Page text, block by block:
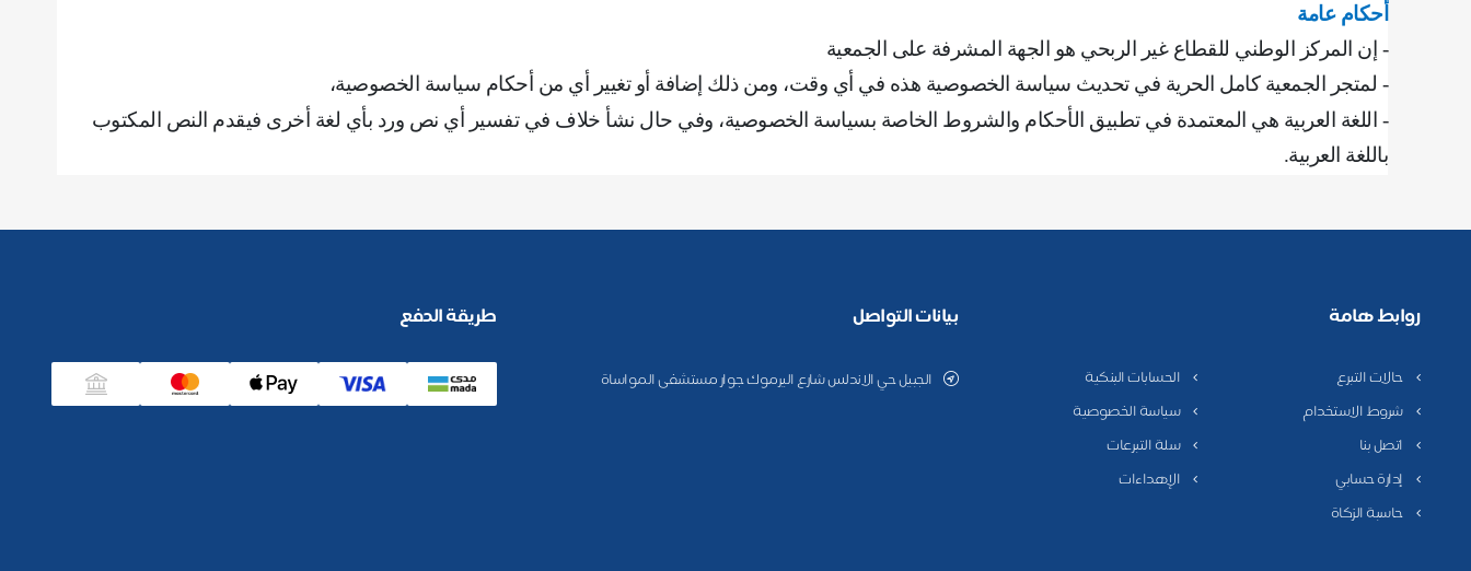
أحكام عامة
‌‌- إن المركز الوطني للقطاع غير الربحي هو الجهة المشرفة على الجمعية
- لمتجر الجمعية كامل الحرية في تحديث سياسة الخصوصية هذه في أي وقت، ومن ذلك إضافة أو تغيير أي من أحكام سياسة الخصوصية،
- اللغة العربية هي المعتمدة في تطبيق الأحكام والشروط الخاصة بسياسة الخصوصية، وفي حال نشأ خلاف في تفسير أي نص ورد بأي لغة أخرى فيقدم النص المكتوب
باللغة العربية.
روابط هامة
حالات التبرع
الحسابات البنكية
شروط الاستخدام
سياسة الخصوصية
اتصل بنا
سلة التبرعات
إدارة حسابي
الإهداءات
حاسبة الزكاة
بيانات التواصل
الجبيل حي الاندلس شارع اليرموك جوار مستشفى المواساة
طريقة الدفع